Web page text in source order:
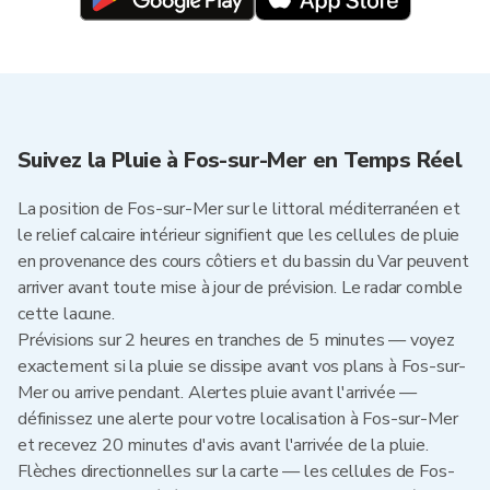
Suivez la Pluie à Fos-sur-Mer en Temps Réel
La position de Fos-sur-Mer sur le littoral méditerranéen et
le relief calcaire intérieur signifient que les cellules de pluie
en provenance des cours côtiers et du bassin du Var peuvent
arriver avant toute mise à jour de prévision. Le radar comble
cette lacune.
Prévisions sur 2 heures en tranches de 5 minutes — voyez
exactement si la pluie se dissipe avant vos plans à Fos-sur-
Mer ou arrive pendant. Alertes pluie avant l'arrivée —
définissez une alerte pour votre localisation à Fos-sur-Mer
et recevez 20 minutes d'avis avant l'arrivée de la pluie.
Flèches directionnelles sur la carte — les cellules de Fos-